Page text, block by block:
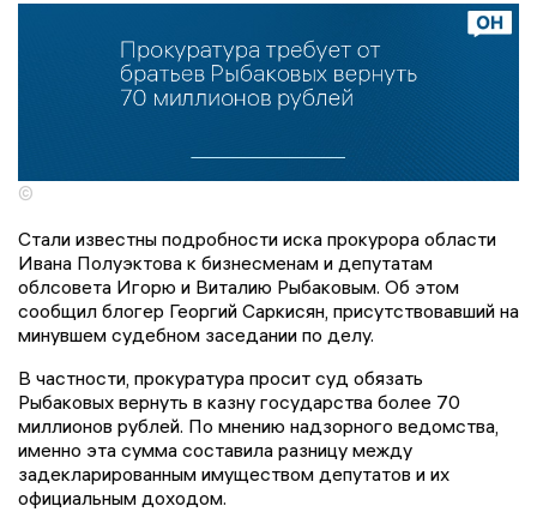
©
Стали известны подробности иска прокурора области
Ивана Полуэктова к бизнесменам и депутатам
облсовета Игорю и Виталию Рыбаковым. Об этом
сообщил блогер Георгий Саркисян, присутствовавший на
минувшем судебном заседании по делу.
В частности, прокуратура просит суд обязать
Рыбаковых вернуть в казну государства более 70
миллионов рублей. По мнению надзорного ведомства,
именно эта сумма составила разницу между
задекларированным имуществом депутатов и их
официальным доходом.